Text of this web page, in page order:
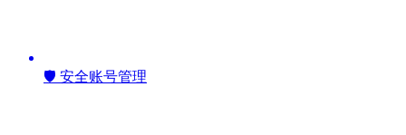
🛡️ 安全账号管理